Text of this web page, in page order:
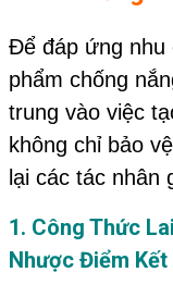
Để đáp ứng nhu
phẩm chống
trung vào việc
không chỉ bảo
lại các tác nhân
1. Công Thức
Nhược Điểm Kết